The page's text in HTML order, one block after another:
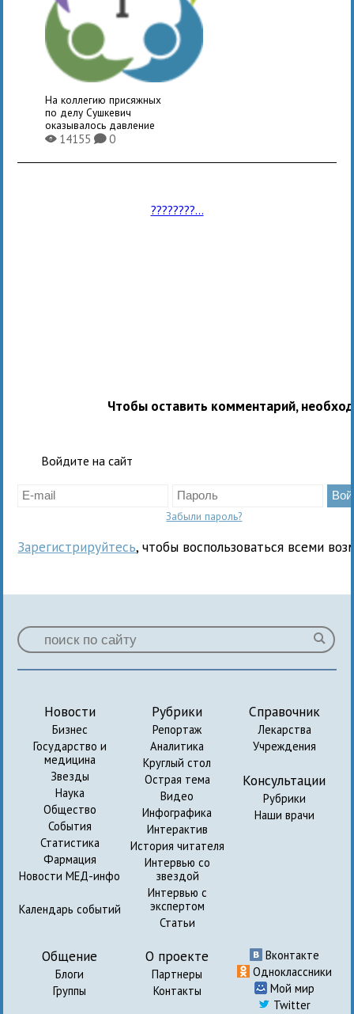
На коллегию присяжных
по делу Сушкевич
оказывалось давление
X14155K0
????????...
Чтобы оставить комментарий,
Войдите на сайт
Забыли пароль?
Зарегистрируйтесь, чтобы воспользоваться всеми
Новости
Бизнес
Государство и
медицина
Звезды
Наука
Общество
События
Статистика
Фармация
Новости МЕД-инфо
Календарь событий
Рубрики
Репортаж
Аналитика
Круглый стол
Острая тема
Видео
Инфографика
Интерактив
История читателя
Интервью со
звездой
Интервью с
экспертом
Статьи
Справочник
Лекарства
Учреждения
Консультации
Рубрики
Наши врачи
Общение
Блоги
Группы
О проекте
Партнеры
Контакты
Вконтакте
Одноклассники
Мой мир
Twitter